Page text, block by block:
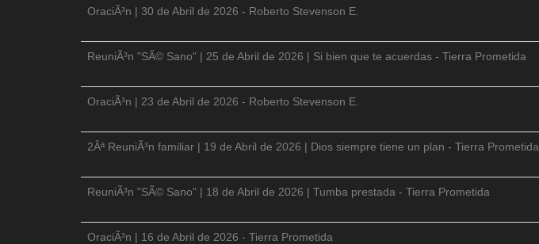
OraciÃ³n | 30 de Abril de 2026 - Roberto Stevenson E.
ReuniÃ³n "SÃ© Sano" | 25 de Abril de 2026 | Si bien que te acuerdas - Tierra Prometida
OraciÃ³n | 23 de Abril de 2026 - Roberto Stevenson E.
2Âª ReuniÃ³n familiar | 19 de Abril de 2026 | Dios siempre tiene un plan - Tierra Prometida
ReuniÃ³n "SÃ© Sano" | 18 de Abril de 2026 | Tumba prestada - Tierra Prometida
OraciÃ³n | 16 de Abril de 2026 - Tierra Prometida